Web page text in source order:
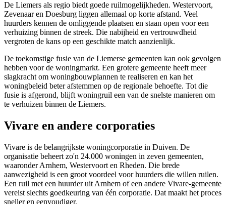
De Liemers als regio biedt goede ruilmogelijkheden. Westervoort,
Zevenaar en Doesburg liggen allemaal op korte afstand. Veel
huurders kennen de omliggende plaatsen en staan open voor een
verhuizing binnen de streek. Die nabijheid en vertrouwdheid
vergroten de kans op een geschikte match aanzienlijk.
De toekomstige fusie van de Liemerse gemeenten kan ook gevolgen
hebben voor de woningmarkt. Een grotere gemeente heeft meer
slagkracht om woningbouwplannen te realiseren en kan het
woningbeleid beter afstemmen op de regionale behoefte. Tot die
fusie is afgerond, blijft woningruil een van de snelste manieren om
te verhuizen binnen de Liemers.
Vivare en andere corporaties
Vivare is de belangrijkste woningcorporatie in Duiven. De
organisatie beheert zo'n 24.000 woningen in zeven gemeenten,
waaronder Arnhem, Westervoort en Rheden. Die brede
aanwezigheid is een groot voordeel voor huurders die willen ruilen.
Een ruil met een huurder uit Arnhem of een andere Vivare-gemeente
vereist slechts goedkeuring van één corporatie. Dat maakt het proces
sneller en eenvoudiger.